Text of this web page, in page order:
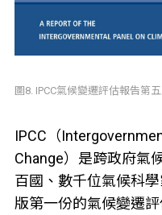
圖8. IPCC氣候變遷評估報告第
IPCC（
Change）是跨政府氣
百國、數千位氣候科
版第一份的氣候變遷